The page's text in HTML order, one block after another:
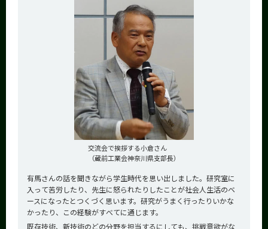
交流会で挨拶する小倉さん
（蔵前工業会神奈川県支部長）
有馬さんの話を聞きながら学生時代を思い出しました。研究室に
入って苦労したり、先生に怒られたりしたことが社会人生活のベ
ースになったとつくづく思います。研究がうまく行ったりいかな
かったり、この経験がすべてに通じます。
既存技術、新技術のどの分野を担当するにしても、挑戦意欲がな